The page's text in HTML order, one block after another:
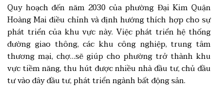
Quy hoạch đến năm 2030 của phường Đại Kim Quận
Hoàng Mai điều chỉnh và định hướng thích hợp cho sự
phát triển của khu vực này. Việc phát triển hệ thống
đường giao thông, các khu công nghiệp, trung tâm
thương mại, chợ…sẽ giúp cho phường trở thành khu
vực tiềm năng, thu hút được nhiều nhà đầu tư, chủ đầu
tư vào đây đầu tư, phát triển ngành bất động sản.